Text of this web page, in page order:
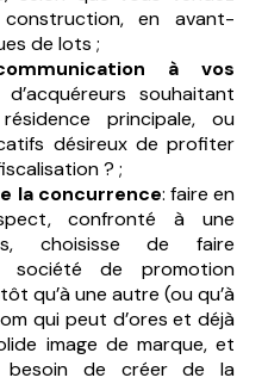
en avant-
de lots ;
à vos
souhaitant
principale, ou
désireux de profiter
? ;
la concurrence: faire en
confronté à une
choisisse de faire
de promotion
qu’à une autre (ou qu’à
qui peut d’ores et déjà
image de marque, et
de créer de la